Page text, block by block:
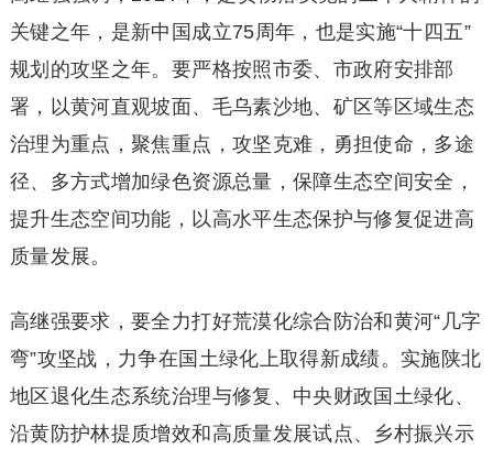
关键之年，是新中国成立75周年，也是实施“十四五”
规划的攻坚之年。要严格按照市委、市政府安排部
署，以黄河直观坡面、毛乌素沙地、矿区等区域生态
治理为重点，聚焦重点，攻坚克难，勇担使命，多途
径、多方式增加绿色资源总量，保障生态空间安全，
提升生态空间功能，以高水平生态保护与修复促进高
质量发展。
高继强要求，要全力打好荒漠化综合防治和黄河“几字
弯”攻坚战，力争在国土绿化上取得新成绩。实施陕北
地区退化生态系统治理与修复、中央财政国土绿化、
沿黄防护林提质增效和高质量发展试点、乡村振兴示